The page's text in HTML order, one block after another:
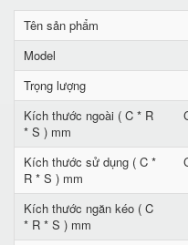
Tên sản phẩm
Model
Trọng lượng
Kích thước ngoài ( C * R
* S ) mm
Kích thước sử dụng ( C *
R * S ) mm
Kích thước ngăn kéo ( C
* R * S ) mm